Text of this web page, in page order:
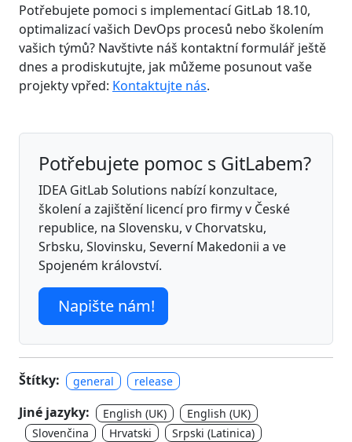
Potřebujete pomoci s implementací GitLab 18.10,
optimalizací vašich DevOps procesů nebo školením
vašich týmů? Navštivte náš kontaktní formulář ještě
dnes a prodiskutujte, jak můžeme posunout vaše
projekty vpřed: Kontaktujte nás.
Potřebujete pomoc s GitLabem?
IDEA GitLab Solutions nabízí konzultace,
školení a zajištění licencí pro firmy v České
republice, na Slovensku, v Chorvatsku,
Srbsku, Slovinsku, Severní Makedonii a ve
Spojeném království.
Napište nám!
Štítky: general release
Jiné jazyky: English (UK)
English (UK)
Slovenčina
Hrvatski Srpski (Latinica)